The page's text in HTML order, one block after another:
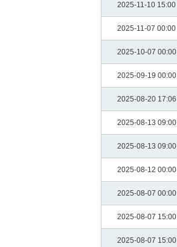
2025-11-10 15:00
2025-11-07 00:00
2025-10-07 00:00
2025-09-19 00:00
2025-08-20 17:06
2025-08-13 09:00
2025-08-13 09:00
2025-08-12 00:00
2025-08-07 00:00
2025-08-07 15:00
2025-08-07 15:00